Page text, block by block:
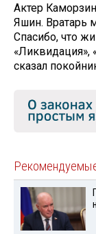
Актер
Яшин. Вратарь
Спасибо, что
«Ликвидация»,
сказал